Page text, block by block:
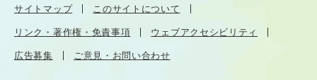
サイトマップ このサイトについて
リンク・著作権・免責事項 ウェブアクセシビリティ
広告募集 ご意見・お問い合わせ